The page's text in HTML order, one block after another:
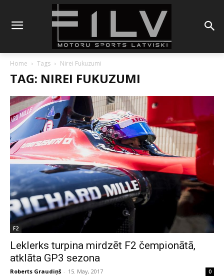
Home Tags Nirei Fukuzumi
TAG: NIREI FUKUZUMI
F2
Leklerks turpina mirdzēt F2 čempionātā,
atklāta GP3 sezona
Roberts Graudiņš - 15. May, 2017 0